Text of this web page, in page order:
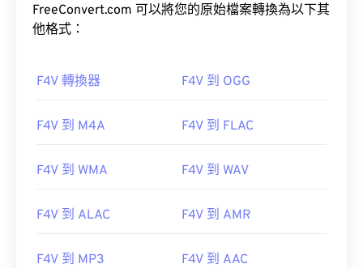
FreeConvert.com 可以將您的原始檔案轉換為以下其
他格式：
F4V 轉換器 F4V 到 OGG
F4V 到 M4A F4V 到 FLAC
F4V 到 WMA F4V 到 WAV
F4V 到 ALAC F4V 到 AMR
F4V 到 MP3 F4V 到 AAC